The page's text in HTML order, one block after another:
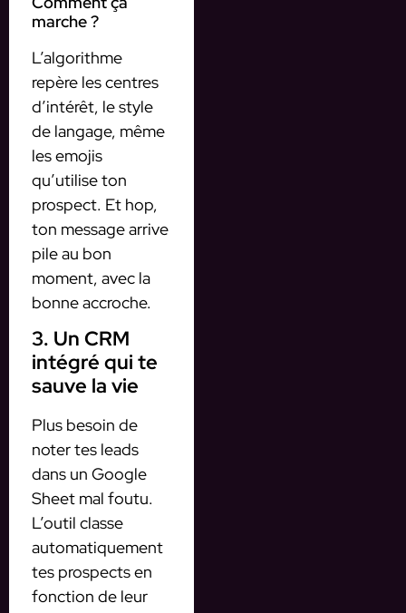
marche ?
L’algorithme
repère les centres
d’intérêt, le style
de langage, même
les emojis
qu’utilise ton
prospect. Et hop,
ton message arrive
pile au bon
moment, avec la
bonne accroche.
3. Un CRM
intégré qui te
sauve la vie
Plus besoin de
noter tes leads
dans un Google
Sheet mal foutu.
L’outil classe
automatiquement
tes prospects en
fonction de leur